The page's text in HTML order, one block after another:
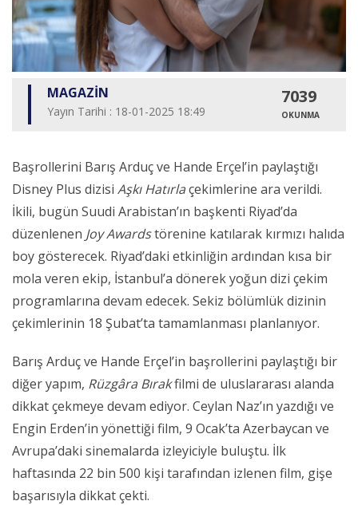
MAGAZİN
Yayın Tarihi : 18-01-2025 18:49
7039
OKUNMA
Başrollerini Barış Arduç ve Hande Erçel’in paylaştığı
Disney Plus dizisi Aşkı Hatırlaçekimlerine ara verildi.
İkili, bugün Suudi Arabistan’ın başkenti Riyad’da
düzenlenen Joy Awardstörenine katılarak kırmızı halıda
boy gösterecek. Riyad’daki etkinliğin ardından kısa bir
mola veren ekip, İstanbul’a dönerek yoğun dizi çekim
programlarına devam edecek. Sekiz bölümlük dizinin
çekimlerinin 18 Şubat’ta tamamlanması planlanıyor.
Barış Arduç ve Hande Erçel’in başrollerini paylaştığı bir
diğer yapım, Rüzgâra Bırakfilmi de uluslararası alanda
dikkat çekmeye devam ediyor. Ceylan Naz’ın yazdığı ve
Engin Erden’in yönettiği film, 9 Ocak’ta Azerbaycan ve
Avrupa’daki sinemalarda izleyiciyle buluştu. İlk
haftasında 22 bin 500 kişi tarafından izlenen film, gişe
başarısıyla dikkat çekti.